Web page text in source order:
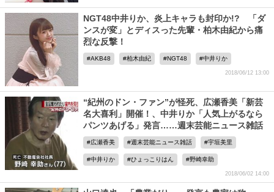
NGT48中井りか、炎上キャラも封印か!? 「ダ
ンスが変」とディスった先輩・柏木由紀から痛
烈な反撃！
AKB48 柏木由紀 NGT48 中井りか
2018/06/12 13:00
“紀州のドン・ファン”が怪死、広瀬香美「新芸
名大喜利」開催！、中井りか「人気上がるなら
パンツあげる」発言……週末芸能ニュース雑話
広瀬香美 週末芸能ニュース雑話 宇垣美里
中井りか ひょっこりはん 野崎幸助
2018/06/02 14:00